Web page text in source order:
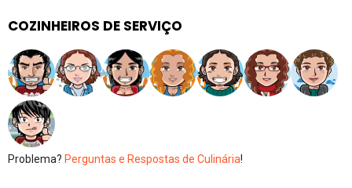
COZINHEIROS DE SERVIÇO
Problema? Perguntas e Respostas de Culinária!